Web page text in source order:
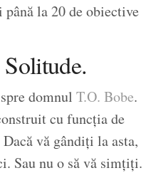
la 20 de obiective
domnul T.O. Bobe.
cu funcția de
vă gândiți la asta,
Sau nu o să vă simțiți.